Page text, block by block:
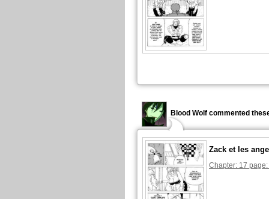
Blood Wolf commented
Zack et les
Chapter: 17